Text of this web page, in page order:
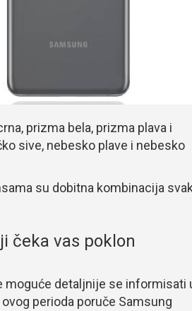
prizma bela, prizma plava i
sive, nebesko plave i nebesko
su dobitna kombinacija
čeka vas poklon
moguće detaljnije se informisati
perioda poruče Samsung